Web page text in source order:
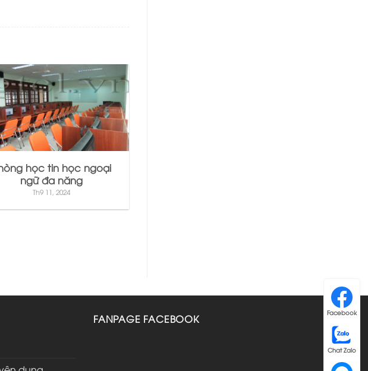
học tin học ngoại
ngữ đa năng
Th9 11, 2024
Facebook
Chat Zalo
FANPAGE FACEBOOK